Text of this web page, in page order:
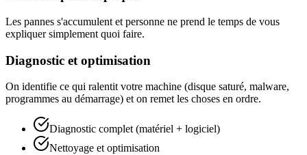
Les pannes s'accumulent et personne ne prend le temps de vous
expliquer simplement quoi faire.
Diagnostic et optimisation
On identifie ce qui ralentit votre machine (disque saturé, malware,
programmes au démarrage) et on remet les choses en ordre.
Diagnostic complet (matériel + logiciel)
Nettoyage et optimisation